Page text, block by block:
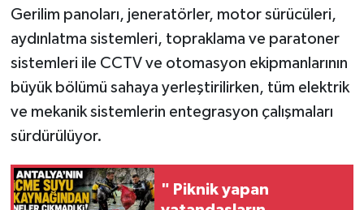
Gerilim panoları, jeneratörler, motor sürücüleri,
aydınlatma sistemleri, topraklama ve paratoner
sistemleri ile CCTV ve otomasyon ekipmanlarının
büyük bölümü sahaya yerleştirilirken, tüm elektrik
ve mekanik sistemlerin entegrasyon çalışmaları
sürdürülüyor.
" Piknik yapan